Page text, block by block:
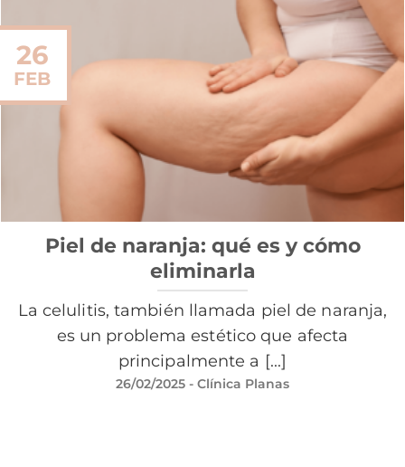
Piel de naranja: qué es y cómo
eliminarla
La celulitis, también llamada piel de naranja,
es un problema estético que afecta
principalmente a [...]
26/02/2025 - Clínica Planas
26
FEB